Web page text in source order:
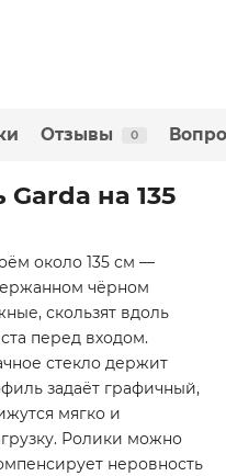
Отзывы 0
на 135
около 135 см —
чёрном
скользят вдоль
перед входом.
стекло держит
задаёт графичный,
мягко и
Ролики можно
неровность